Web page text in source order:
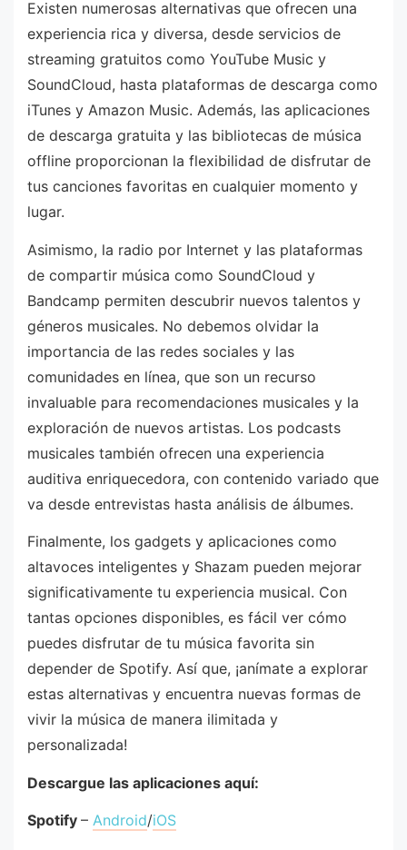
Existen numerosas alternativas que ofrecen una
experiencia rica y diversa, desde servicios de
streaming gratuitos como YouTube Music y
SoundCloud, hasta plataformas de descarga como
iTunes y Amazon Music. Además, las aplicaciones
de descarga gratuita y las bibliotecas de música
offline proporcionan la flexibilidad de disfrutar de
tus canciones favoritas en cualquier momento y
lugar.
Asimismo, la radio por Internet y las plataformas
de compartir música como SoundCloud y
Bandcamp permiten descubrir nuevos talentos y
géneros musicales. No debemos olvidar la
importancia de las redes sociales y las
comunidades en línea, que son un recurso
invaluable para recomendaciones musicales y la
exploración de nuevos artistas. Los podcasts
musicales también ofrecen una experiencia
auditiva enriquecedora, con contenido variado que
va desde entrevistas hasta análisis de álbumes.
Finalmente, los gadgets y aplicaciones como
altavoces inteligentes y Shazam pueden mejorar
significativamente tu experiencia musical. Con
tantas opciones disponibles, es fácil ver cómo
puedes disfrutar de tu música favorita sin
depender de Spotify. Así que, ¡anímate a explorar
estas alternativas y encuentra nuevas formas de
vivir la música de manera ilimitada y
personalizada!
Descargue las aplicaciones aquí:
Spotify – Android/iOS